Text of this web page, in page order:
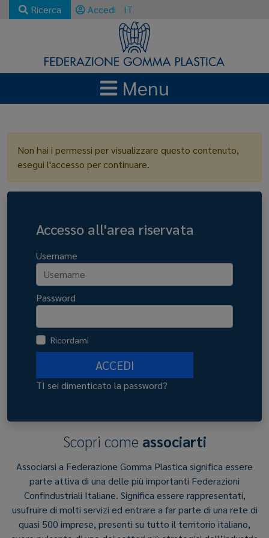
Ricerca Accedi IT
Menu
Non hai i permessi per visualizzare questo contenuto,
esegui l'accesso per continuare.
Accesso all'area riservata
Username
Password
Ricordami
ACCEDI
TI sei dimenticato la password?
Scopri come associarti
Associarsi a Federazione Gomma Plastica significa essere
parte attiva di una delle più importanti Federazioni
Confindustriali Italiane. Significa essere rappresentati,
usufruire di molti servizi ed entrare a far parte di una rete di
quasi 500 imprese, presenti su tutto il territorio italiano,